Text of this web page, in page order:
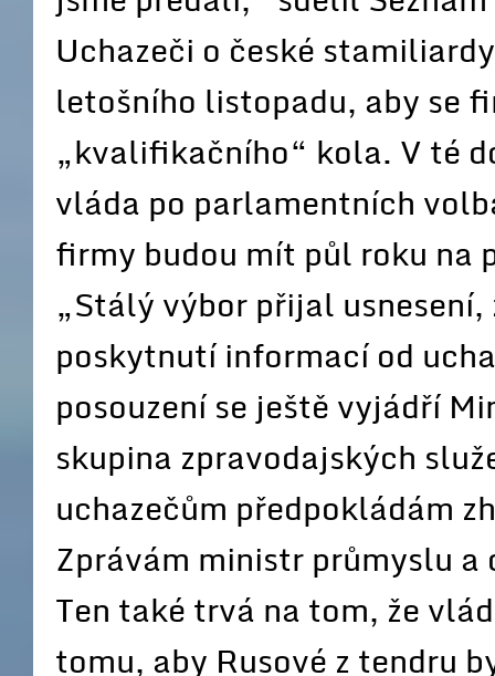
Uchazeči o české
letošního listopadu, aby se
„kvalifikačního“ kola. V té
vláda po parlamentních
firmy budou mít půl roku na
„Stálý výbor přijal
poskytnutí informací od
posouzení se ještě vyjádří
skupina zpravodajských
uchazečům předpokládám
Zprávám ministr průmyslu
Ten také trvá na tom, že
tomu, aby Rusové z tendru